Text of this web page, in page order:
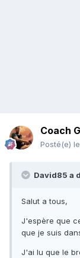
Coach
Posté(e)
David85 a
Salut a tous,
J'espère que
que je suis
J'ai lu que le